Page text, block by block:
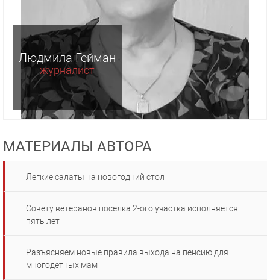
Людмила Гейман
журналист
МАТЕРИАЛЫ АВТОРА
Легкие салаты на новогодний стол
Совету ветеранов поселка 2-ого участка исполняется
пять лет
Разъясняем новые правила выхода на пенсию для
многодетных мам